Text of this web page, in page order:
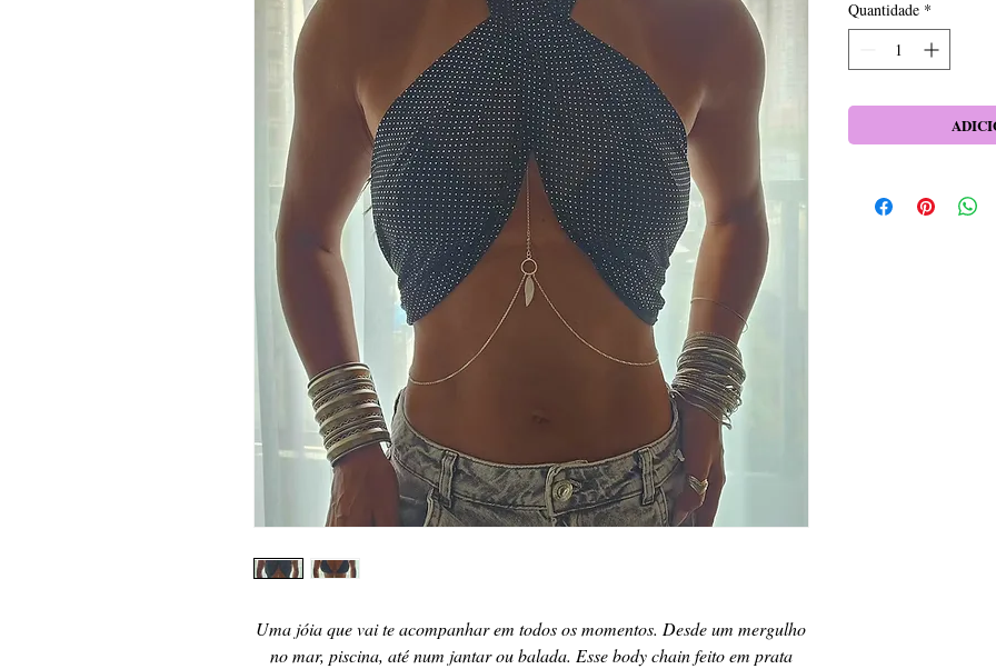
Uma jóia que vai te acompanhar em todos os momentos. Desde um mergulho
no mar, piscina, até num jantar ou balada. Esse body chain feito em prata
Quantidade *